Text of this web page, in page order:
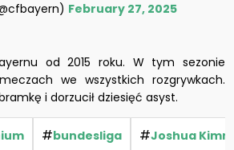
February 27, 2025
od 2015 roku. W tym sezonie
we wszystkich rozgrywkach.
i dorzucił dziesięć asyst.
#bundesliga #Joshua